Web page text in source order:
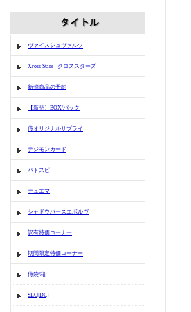
ヴァイスシュヴァルツ
Xross Stars | クロススターズ
新弾商品の予約
【新品】BOX/パック
侍オリジナルサプライ
デジモンカード
バトスピ
デュエマ
シャドウバースエボルヴ
訳有特価コーナー
期間限定特価コーナー
侍袋/箱
SEC[DC]